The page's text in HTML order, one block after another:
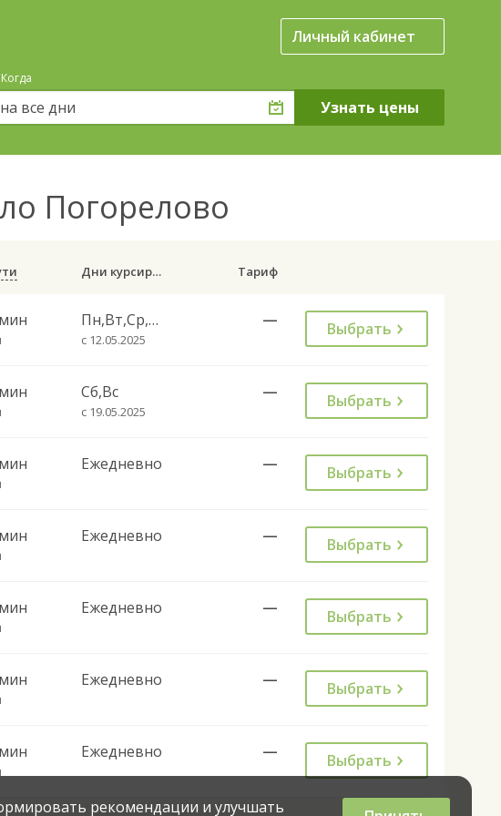
Личный кабинет
Когда
на все дни
Погорелово
Дни курсирования Тариф
Пн,Вт,Ср,Чт,Пт
с 12.05.2025
— Выбрать
Сб,Вс
с 19.05.2025
— Выбрать
Ежедневно — Выбрать
Ежедневно — Выбрать
Ежедневно — Выбрать
Ежедневно — Выбрать
Ежедневно — Выбрать
рекомендации и улучшать